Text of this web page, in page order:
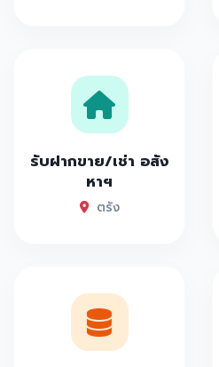
รับฝากขาย/เช่า อสัง
หาฯ
ตรัง